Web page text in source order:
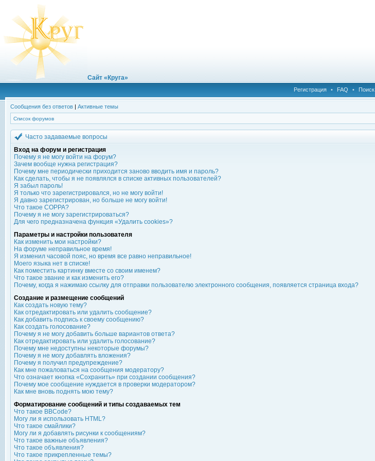
Сайт «Круга»
Регистрация • FAQ • Поиск
Сообщения без ответов | Активные темы
Список форумов
Часто задаваемые вопросы
Вход на форум и регистрация
Почему я не могу войти на форум?
Зачем вообще нужна регистрация?
Почему мне периодически приходится заново вводить имя и пароль?
Как сделать, чтобы я не появлялся в списке активных пользователей?
Я забыл пароль!
Я только что зарегистрировался, но не могу войти!
Я давно зарегистрирован, но больше не могу войти!
Что такое COPPA?
Почему я не могу зарегистрироваться?
Для чего предназначена функция «Удалить cookies»?
Параметры и настройки пользователя
Как изменить мои настройки?
На форуме неправильное время!
Я изменил часовой пояс, но время все равно неправильное!
Моего языка нет в списке!
Как поместить картинку вместе со своим именем?
Что такое звание и как изменить его?
Почему, когда я нажимаю ссылку для отправки пользователю электронного сообщения, появляется страница входа?
Создание и размещение сообщений
Как создать новую тему?
Как отредактировать или удалить сообщение?
Как добавить подпись к своему сообщению?
Как создать голосование?
Почему я не могу добавить больше вариантов ответа?
Как отредактировать или удалить голосование?
Почему мне недоступны некоторые форумы?
Почему я не могу добавлять вложения?
Почему я получил предупреждение?
Как мне пожаловаться на сообщения модератору?
Что означает кнопка «Сохранить» при создании сообщения?
Почему мое сообщение нуждается в проверки модератором?
Как мне вновь поднять мою тему?
Форматирование сообщений и типы создаваемых тем
Что такое BBCode?
Могу ли я использовать HTML?
Что такое смайлики?
Могу ли я добавлять рисунки к сообщениям?
Что такое важные объявления?
Что такое объявления?
Что такое прикрепленные темы?